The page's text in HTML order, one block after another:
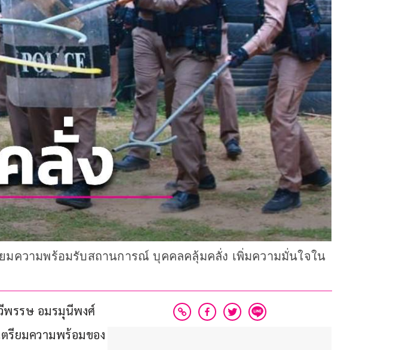
มความพร้อมรับสถานการณ์ บุคคลคลุ้มคลั่ง เพิ่มความมั่นใจใน
พรรษ อมรมุนีพงศ์
รียมความพร้อมของ